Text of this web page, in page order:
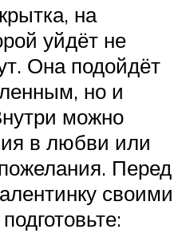
на
уйдёт не
Она подойдёт
но и
можно
в любви или
Перед
своими